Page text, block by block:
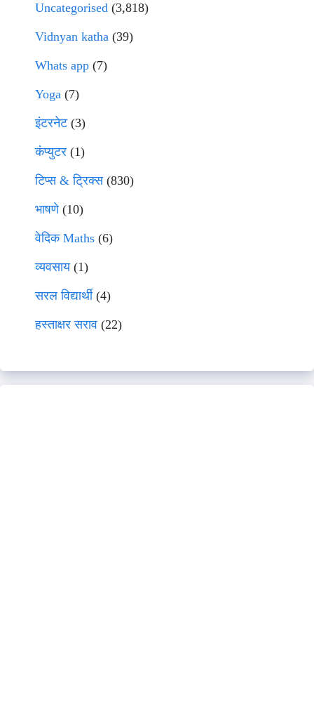
Uncategorised (3,818)
Vidnyan katha (39)
Whats app (7)
Yoga (7)
इंटरनेट(3)
कंप्युटर (1)
टिप्स & ट्रिक्स(830)
भाषणे(10)
वेदिक Maths (6)
व्यवसाय(1)
सरल विद्यार्थी(4)
हस्ताक्षर सराव (22)